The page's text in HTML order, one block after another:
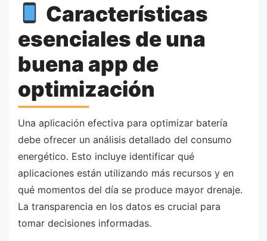
Características
esenciales de una
buena app de
optimización
Una aplicación efectiva para optimizar batería
debe ofrecer un análisis detallado del consumo
energético. Esto incluye identificar qué
aplicaciones están utilizando más recursos y en
qué momentos del día se produce mayor drenaje.
La transparencia en los datos es crucial para
tomar decisiones informadas.